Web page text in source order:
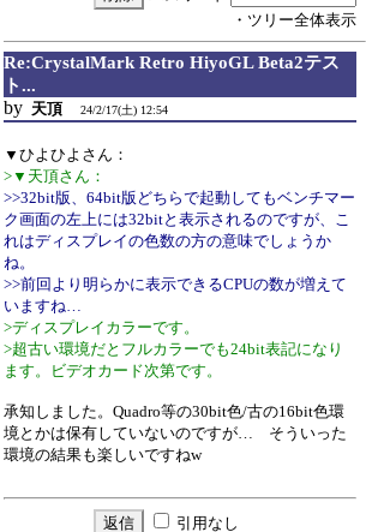
・ツリー全体表示
Re:CrystalMark Retro HiyoGL Beta2テス
ト...
by 天頂 24/2/17(土) 12:54
▼ひよひよさん：
>▼天頂さん：
>>32bit版、64bit版どちらで起動してもベンチマー
ク画面の左上には32bitと表示されるのですが、こ
れはディスプレイの色数の方の意味でしょうか
ね。
>>前回より明らかに表示できるCPUの数が増えて
いますね…
>ディスプレイカラーです。
>超古い環境だとフルカラーでも24bit表記になり
ます。ビデオカード次第です。
承知しました。Quadro等の30bit色/古の16bit色環
境とかは保有していないのですが… そういった
環境の結果も楽しいですねw
引用なし